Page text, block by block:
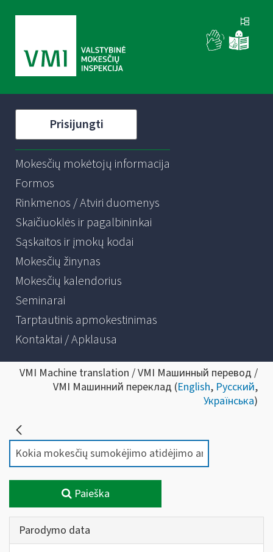
Prisijungti
Mokesčių mokėtojų informacija
Formos
Rinkmenos / Atviri duomenys
Skaičiuoklės ir pagalbininkai
Sąskaitos ir įmokų kodai
Mokesčių žinynas
Mokesčių kalendorius
Seminarai
Tarptautinis apmokestinimas
Kontaktai / Apklausa
VMI Machine translation / VMI Машинный перевод /
VMI Машинний переклад (English, Русский,
Українська)
Paieška
Parodymo data